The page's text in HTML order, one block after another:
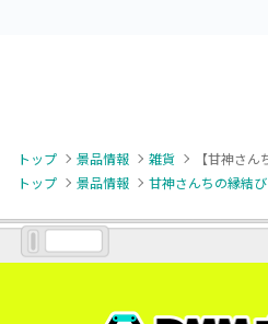
トップ 景品情報 雑貨
トップ
景品情報 甘神さんちの縁結び